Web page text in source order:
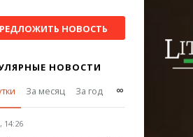
НОВОСТЬ
НОВОСТИ
За месяц За год ∞
14:26